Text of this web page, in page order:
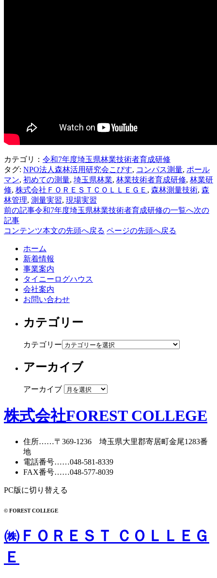
カテゴリ： 令和7年度埼玉県林業技術者育成研修
タグ: NPO法人森林活用研究会こぴす, コンパス測量, ポール
マン, 初めての測量, 埼玉県林業, 林業技術者育成研修, 林業研
修, 株式会社ＦＯＲＥＳＴＣＯＬＬＥＧＥ , 森林測量技術, 森
林管理, 測量実習, 現場実習
前の記事令和7年度埼玉県林業技術者育成研修の一覧へ次の
記事
コンテンツ本文の先頭へ戻る ページの先頭へ戻る
ホーム
新着情報
事業案内
タイニーログハウス
会社案内
お問い合わせ
カテゴリー
カテゴリー
アーカイブ
アーカイブ
株式会社FOREST COLLEGE
住所……〒369-1236 埼玉県大里郡寄居町金尾1283番
地
電話番号……048-581-8339
FAX番号……048-577-8039
PC版に切り替える
© FOREST COLLEGE
㈱ＦＯＲＥＳＴ ＣＯＬＬＥＧ
Ｅ